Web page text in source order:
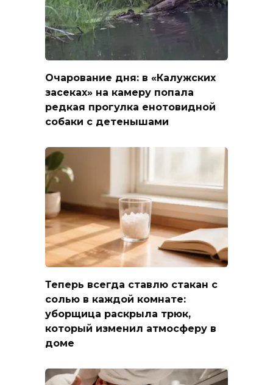
Очарование дня: в «Калужских
засеках» на камеру попала
редкая прогулка енотовидной
собаки с детенышами
Теперь всегда ставлю стакан с
солью в каждой комнате:
уборщица раскрыла трюк,
который изменил атмосферу в
доме